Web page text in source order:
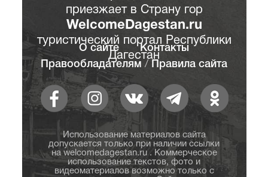
приезжает в Страну гор
WelcomeDagestan.ru
туристический портал Республики
Дагестан
О сайте
Контакты
Правообладателям / Правила сайта
Использование материалов сайта
допускается только при наличии ссылки
на welcomedagestan.ru . Коммерческое
использование текстов, фото и
видеоматериалов возможно только с